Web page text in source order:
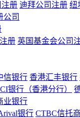
注册 迪拜公司注册 纽
公司
册 英国基金会公司
信银行 香港汇丰银行
银行（香港分行）
业银行
银行 CTBC信托